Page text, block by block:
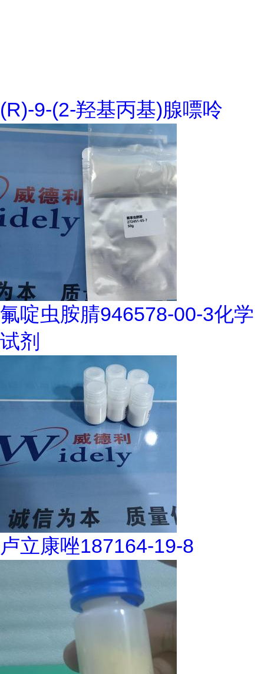
(R)-9-(2-羟基丙基)腺嘌呤
氟啶虫胺腈946578-00-3化学
试剂
卢立康唑187164-19-8